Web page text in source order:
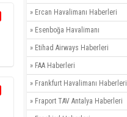
» Ercan Havalimanı Haberleri
» Esenboğa Havalimanı
» Etihad Airways Haberleri
» FAA Haberleri
» Frankfurt Havalimanı Haberleri
» Fraport TAV Antalya Haberleri